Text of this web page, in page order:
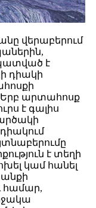
վերաբերում
է
դիակի
արտահոսք
է գալիս
է տեղի
կամ հանել
համար,